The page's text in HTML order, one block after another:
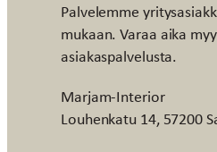
Palvelemme
mukaan. Varaa aika
asiakaspalvelusta.
Marjam-Interior
Louhenkatu 14, 57200